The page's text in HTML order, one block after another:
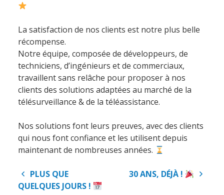
La satisfaction de nos clients est notre plus belle
récompense.
Notre équipe, composée de développeurs, de
techniciens, d’ingénieurs et de commerciaux,
travaillent sans relâche pour proposer à nos
clients des solutions adaptées au marché de la
télésurveillance & de la téléassistance.
Nos solutions font leurs preuves, avec des clients
qui nous font confiance et les utilisent depuis
maintenant de nombreuses années.
Navigation
de
PLUS QUE
QUELQUES JOURS !
30 ANS, DÉJÀ !